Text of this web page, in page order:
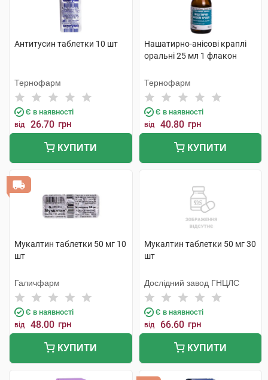
Антитусин таблетки 10 шт
Тернофарм
Є в наявності
від 26.70 грн
КУПИТИ
Нашатирно-анісові краплі
оральні 25 мл 1 флакон
Тернофарм
Є в наявності
від 40.80 грн
КУПИТИ
Мукалтин таблетки 50 мг 10
шт
Галичфарм
Є в наявності
від 48.00 грн
КУПИТИ
Мукалтин таблетки 50 мг 30
шт
Дослідний завод ГНЦЛС
Є в наявності
від 66.60 грн
КУПИТИ